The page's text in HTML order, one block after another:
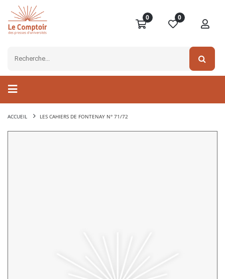
0 0
ACCUEIL LES CAHIERS DE FONTENAY N° 71/72